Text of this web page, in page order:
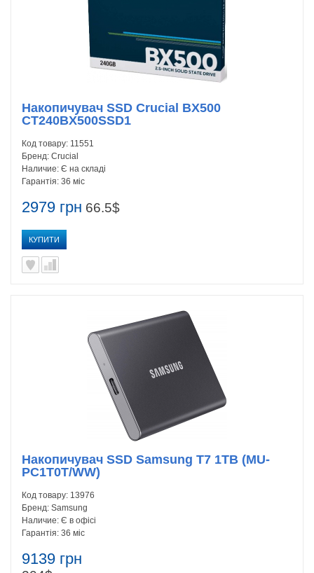
2979 грн 66.5$
КУПИТИ
Накопичувач SSD Crucial BX500
CT240BX500SSD1
Код товару: 11551
Бренд: Crucial
Наличие: Є на складі
Гарантія: 36 міс
9139 грн
Накопичувач SSD Samsung T7 1TB (MU-
PC1T0T/WW)
Код товару: 13976
Бренд: Samsung
Наличие: Є в офісі
Гарантія: 36 міс